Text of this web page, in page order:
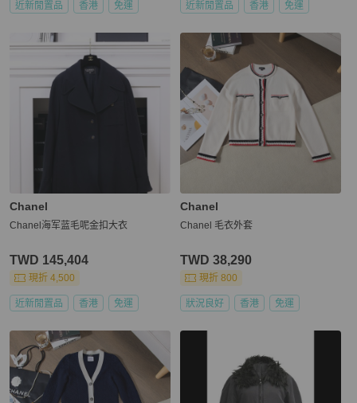
近新閒置品 香港 免運 近新閒置品 香港 免運
Chanel
Chanel海军蓝毛呢金扣大衣
TWD 145,404
現折 4,500
近新閒置品 香港 免運
Chanel
Chanel 毛衣外套
TWD 38,290
現折 800
狀況良好 香港 免運